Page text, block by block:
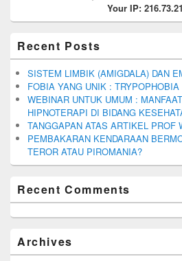
Your IP:
Recent Posts
SISTEM LIMBIK (AMIGDALA) DAN
FOBIA YANG UNIK : TRYPOPHOBIA
WEBINAR UNTUK UMUM :
HIPNOTERAPI DI BIDANG
TANGGAPAN ATAS ARTIKEL PROF
PEMBAKARAN KENDARAAN
TEROR ATAU PIROMANIA?
Recent Comments
Archives